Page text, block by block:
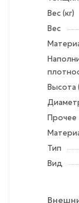
Вес (кг)
Вес
Высота
Прочее
Тип
Вид